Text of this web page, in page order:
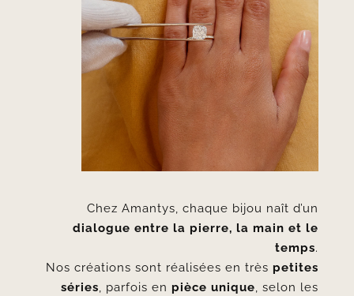
Chez Amantys, chaque bijou naît d’un
dialogue entre la pierre, la main et le
temps.
Nos créations sont réalisées en très petites
séries, parfois en pièce unique, selon les